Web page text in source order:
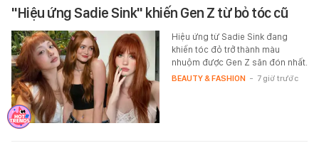
"Hiệu ứng Sadie Sink" khiến Gen Z từ bỏ tóc cũ
Hiệu ứng từ Sadie Sink đang
khiến tóc đỏ trở thành màu
nhuộm được Gen Z săn đón nhất.
BEAUTY & FASHION - 7 giờ trước